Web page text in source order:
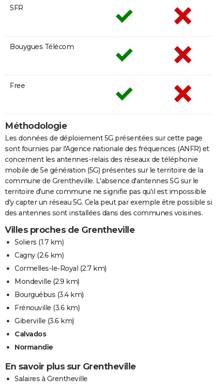
SFR
Bouygues Télécom
Free
Méthodologie
Les données de déploiement 5G présentées sur cette page
sont fournies par l'Agence nationale des fréquences (ANFR) et
concernent les antennes-relais des réseaux de téléphonie
mobile de 5e génération (5G) présentes sur le territoire de la
commune de Grentheville. L'absence d'antennes 5G sur le
territoire d'une commune ne signifie pas qu'il est impossible
d'y capter un réseau 5G. Cela peut par exemple être possible si
des antennes sont installées dans des communes voisines.
Villes proches de Grentheville
Soliers (1.7 km)
Cagny(2.6 km)
Cormelles-le-Royal (2.7 km)
Mondeville (2.9 km)
Bourguébus (3.4 km)
Frénouville (3.6 km)
Giberville (3.6 km)
Calvados
Normandie
En savoir plus sur Grentheville
Salaires à Grentheville